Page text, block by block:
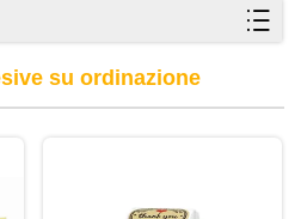
su ordinazione